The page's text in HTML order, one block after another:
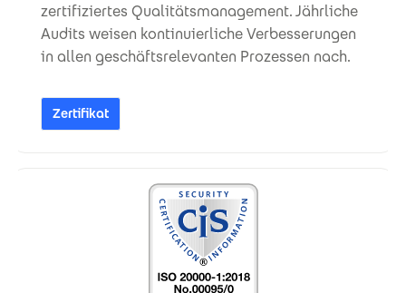
zertifiziertes Qualitätsmanagement. Jährliche
Audits weisen kontinuierliche Verbesserungen
in allen geschäftsrelevanten Prozessen nach.
Zertifikat